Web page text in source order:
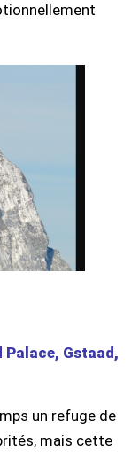
Palace, Gstaad,
un refuge de
mais cette